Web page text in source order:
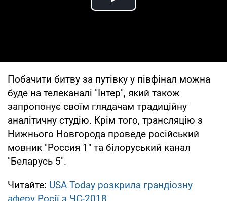
Play Video
Побачити битву за путівку у півфінал можна
буде на телеканалі "Інтер", який також
запропонує своїм глядачам традиційну
аналітичну студію. Крім того, трансляцію з
Нижнього Новгорода проведе російський
мовник "Россия 1" та білоруський канал
"Беларусь 5".
Читайте: USA Today розкрила грандіозну
аферу Росії з ЧС-2018